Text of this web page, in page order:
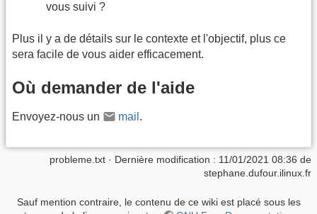
vous suivi ?
Plus il y a de détails sur le contexte et l'objectif, plus ce
sera facile de vous aider efficacement.
Où demander de l'aide
Envoyez-nous un mail .
probleme.txt · Dernière modification : 11/01/2021 08:36 de
stephane.dufour.ilinux.fr
Sauf mention contraire, le contenu de ce wiki est placé sous les